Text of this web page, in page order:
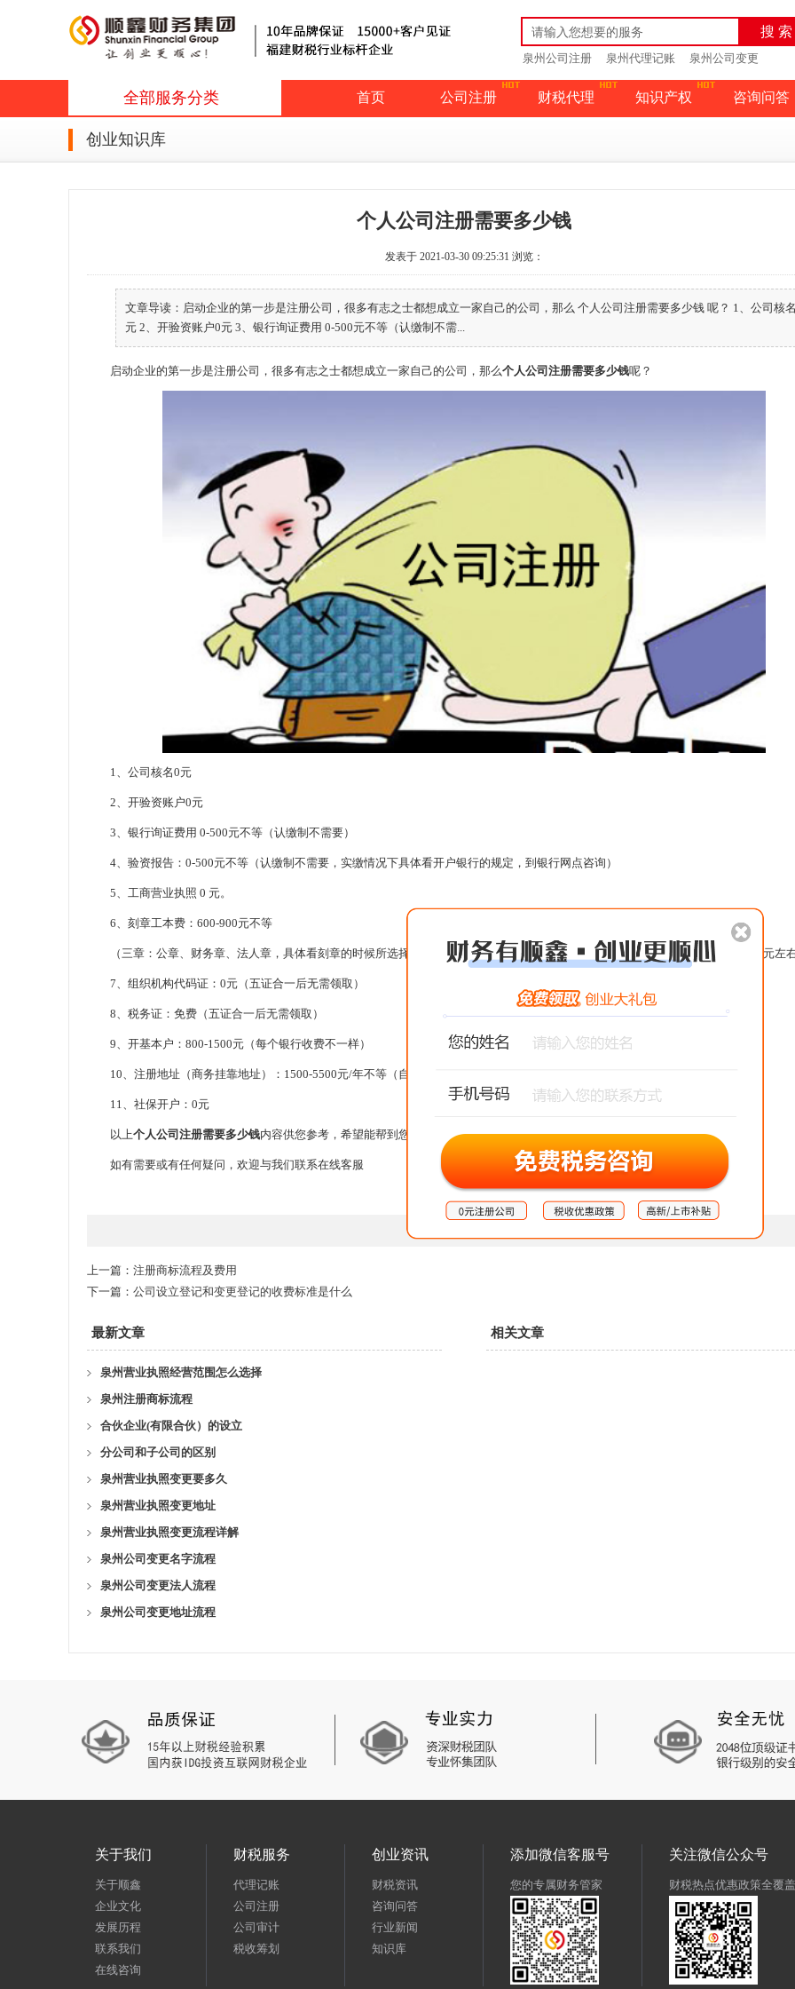
搜 索
泉州公司注册 泉州代理记账 泉州公司变更
全部服务分类 首页 公司注册 财税代理 知识产权 咨询问答
创业知识库
个人公司注册需要多少钱
发表于 2021-03-30 09:25:31 浏览：
文章导读：启动企业的第一步是注册公司，很多有志之士都想成立一家自己的公司，那么 个人公司注册需要多少钱 呢？ 1、公司核
元 2、开验资账户0元 3、银行询证费用 0-500元不等（认缴制不需...
启动企业的第一步是注册公司，很多有志之士都想成立一家自己的公司，那么个人公司注册需要多少钱呢？
1、公司核名0元
2、开验资账户0元
3、银行询证费用 0-500元不等（认缴制不需要）
4、验资报告：0-500元不等（认缴制不需要，实缴情况下具体看开户银行的规定，到银行网点咨询）
5、工商营业执照 0 元。
6、刻章工本费：600-900元不等
（三章：公章、财务章、法人章，具体看刻章的时候所选择的的材质，材质不同，费用也不一样。如果需要发票章，费用要多500元左
7、组织机构代码证：0元（五证合一后无需领取）
8、税务证：免费（五证合一后无需领取）
9、开基本户：800-1500元（每个银行收费不一样）
10、注册地址（商务挂靠地址）：1500-5500元/年不等（自有注册地址的可省略）
11、社保开户：0元
以上个人公司注册需要多少钱内容供您参考，希望能帮到您。
如有需要或有任何疑问，欢迎与我们联系在线客服
上一篇： 注册商标流程及费用
下一篇： 公司设立登记和变更登记的收费标准是什么
最新文章
泉州营业执照经营范围怎么选择
泉州注册商标流程
合伙企业(有限合伙）的设立
分公司和子公司的区别
泉州营业执照变更要多久
泉州营业执照变更地址
泉州营业执照变更流程详解
泉州公司变更名字流程
泉州公司变更法人流程
泉州公司变更地址流程
相关文章
关于我们
关于顺鑫
企业文化
发展历程
联系我们
在线咨询
财税服务
代理记账
公司注册
公司审计
税收筹划
创业资讯
财税资讯
咨询问答
行业新闻
知识库
添加微信客服号
您的专属财务管家
关注微信公众号
财税热点优惠政策全覆盖